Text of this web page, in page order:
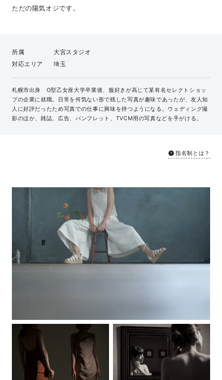
ただの陽気オジです。
所属
大宮スタジオ
対応エリア
埼玉
札幌市出身 O型乙女座大学卒業後、服好きが高じて某有名セレクトショッ
プの企業に就職。日常を何気ない形で残した写真が趣味であったが、友人知
人に好評だったため写真での仕事に興味を持つようになる。ウェディング撮
影のほか、雑誌、広告、パンフレット、TVCM用の写真などを手がける。
指名制とは？